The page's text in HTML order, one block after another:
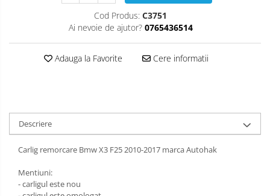
Carlige Jaecoo
Carlige Jeep
Carlige Kia
Carlige Kia EV4
Carlige Kia EV5
Covorase auto Suzuki
Covorase auto Toyota
Covorase auto Volvo
Covorase auto Vw
Scut motor Leapmotor
Scut motor Maxus
Scut motor Mazda
Scut motor Mercedes
Scut motor MG
Cod Produs: C3751
Ai nevoie de ajutor? 0765436514
Adauga la Favorite Cere informatii
Descriere
Carlig remorcare Bmw X3 F25 2010-2017 marca Autohak
Mentiuni:
- carligul este nou